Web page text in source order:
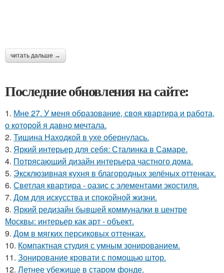
читать дальше →
Последние обновления на сайте:
1. Мне 27. У меня образование, своя квартира и работа,
о которой я давно мечтала.
2. Тишина Находкой в ухе обернулась.
3. Яркий интерьер для себя: Сталинка в Самаре.
4. Потрясающий дизайн интерьера частного дома.
5. Эксклюзивная кухня в благородных зелёных оттенках.
6. Светлая квартира - оазис с элементами экостиля.
7. Дом для искусства и спокойной жизни.
8. Яркий редизайн бывшей коммуналки в центре
Москвы: интерьер как арт - объект.
9. Дом в мягких персиковых оттенках.
10. Компактная студия с умным зонированием.
11. Зонирование кровати с помощью штор.
12. Летнее убежище в старом фонде.